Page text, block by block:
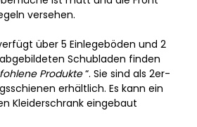
versehen.
über 5 Einlegeböden und 2
Schubladen finden
Produkte“. Sie sind als 2er-
erhältlich. Es kann ein
Kleiderschrank eingebaut